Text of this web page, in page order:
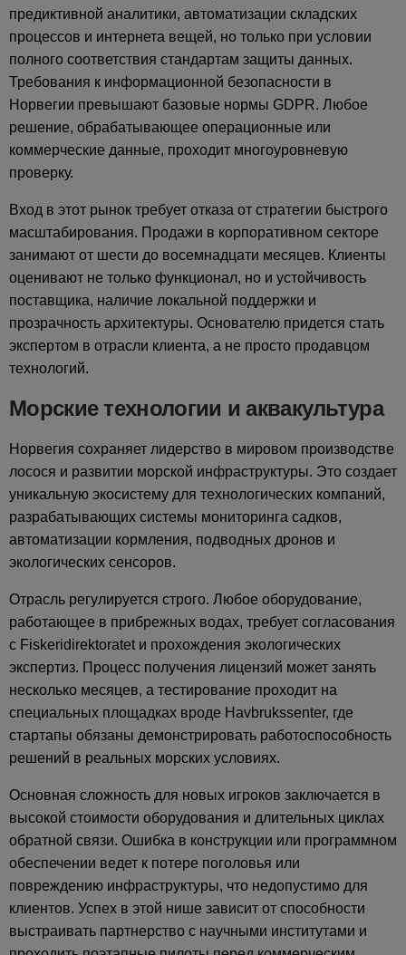
предиктивной аналитики, автоматизации складских
процессов и интернета вещей, но только при условии
полного соответствия стандартам защиты данных.
Требования к информационной безопасности в
Норвегии превышают базовые нормы GDPR. Любое
решение, обрабатывающее операционные или
коммерческие данные, проходит многоуровневую
проверку.
Вход в этот рынок требует отказа от стратегии быстрого
масштабирования. Продажи в корпоративном секторе
занимают от шести до восемнадцати месяцев. Клиенты
оценивают не только функционал, но и устойчивость
поставщика, наличие локальной поддержки и
прозрачность архитектуры. Основателю придется стать
экспертом в отрасли клиента, а не просто продавцом
технологий.
Морские технологии и аквакультура
Норвегия сохраняет лидерство в мировом производстве
лосося и развитии морской инфраструктуры. Это создает
уникальную экосистему для технологических компаний,
разрабатывающих системы мониторинга садков,
автоматизации кормления, подводных дронов и
экологических сенсоров.
Отрасль регулируется строго. Любое оборудование,
работающее в прибрежных водах, требует согласования
с Fiskeridirektoratet и прохождения экологических
экспертиз. Процесс получения лицензий может занять
несколько месяцев, а тестирование проходит на
специальных площадках вроде Havbrukssenter, где
стартапы обязаны демонстрировать работоспособность
решений в реальных морских условиях.
Основная сложность для новых игроков заключается в
высокой стоимости оборудования и длительных циклах
обратной связи. Ошибка в конструкции или программном
обеспечении ведет к потере поголовья или
повреждению инфраструктуры, что недопустимо для
клиентов. Успех в этой нише зависит от способности
выстраивать партнерство с научными институтами и